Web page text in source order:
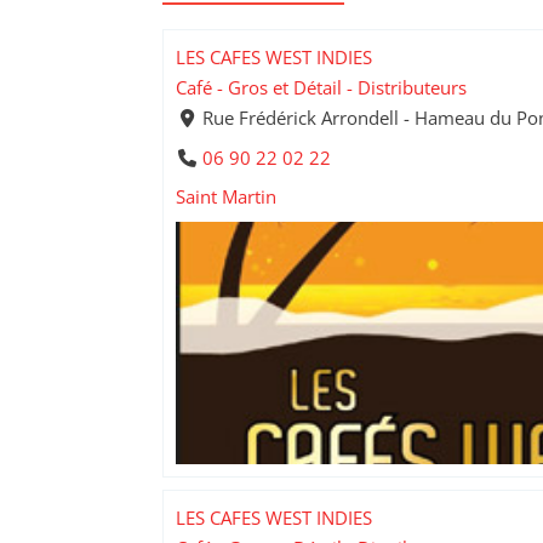
LES CAFES WEST INDIES
Café - Gros et Détail - Distributeurs
Rue Frédérick Arrondell - Hameau du
06 90 22 02 22
Saint Martin
LES CAFES WEST INDIES